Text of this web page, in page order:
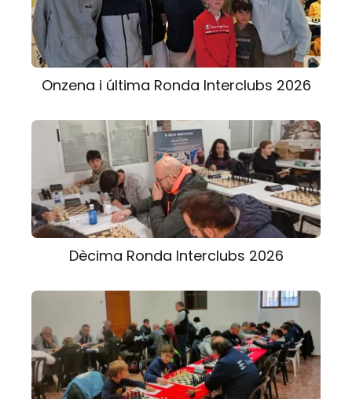
Onzena i última Ronda Interclubs 2026
Dècima Ronda Interclubs 2026